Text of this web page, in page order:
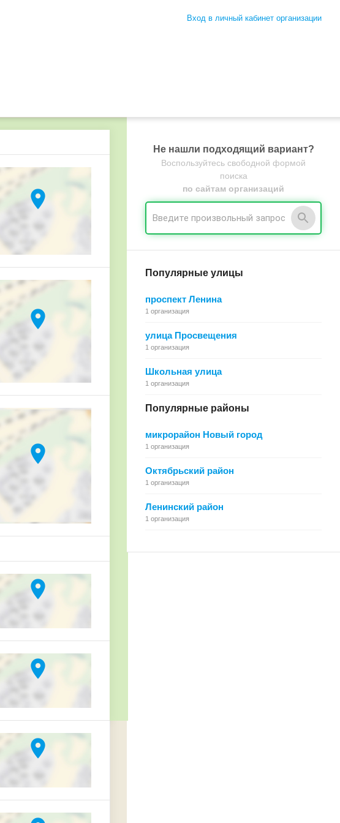
Вход в личный кабинет организации
location_on
location_on
location_on
location_on
location_on
location_on
Не нашли подходящий вариант?
Воспользуйтесь свободной формой
поиска
по сайтам организаций
Популярные улицы
проспект Ленина
1 организация
улица Просвещения
1 организация
Школьная улица
1 организация
Популярные районы
микрорайон Новый город
1 организация
Октябрьский район
1 организация
Ленинский район
1 организация